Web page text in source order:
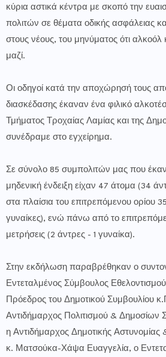
κύρια αστικά κέντρα με σκοπό την
πολιτών σε θέματα οδικής ασφάλειας
στους νέους, του μηνύματος ότι
μαζί.
Οι οδηγοί κατά την αποχώρησή τους
διασκέδασης έκαναν ένα φιλικό
Τμήματος Τροχαίας Λαμίας και της
συνέδραμε στο εγχείρημα.
Σε σύνολο 85 συμπολιτών μας που
μηδενική ένδειξη είχαν 47 άτομα (34
στα πλαίσια του επιτρεπόμενου ορίου
γυναίκες), ενώ πάνω από το
μετρήσεις (2 άντρες - 1 γυναίκα).
Στην εκδήλωση παραβρέθηκαν ο
Εντεταλμένος Σύμβουλος
Πρόεδρος του Δημοτικού Συμβουλίου
Αντιδήμαρχος Πολιτισμού & Δημοσίων
η Αντιδήμαρχος Δημοτικής
κ. Ματσούκα-Χάψα Ευαγγελία, ο